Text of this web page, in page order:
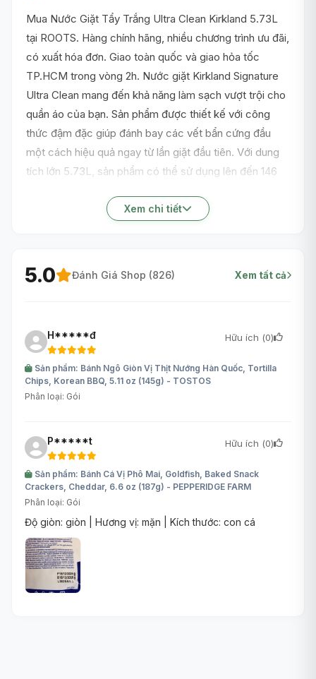
Mua Nước Giặt Tẩy Trắng Ultra Clean Kirkland 5.73L
tại ROOTS. Hàng chính hãng, nhiều chương trình ưu đãi,
có xuất hóa đơn. Giao toàn quốc và giao hỏa tốc
TP.HCM trong vòng 2h. Nước giặt Kirkland Signature
Ultra Clean mang đến khả năng làm sạch vượt trội cho
quần áo của bạn. Sản phẩm được thiết kế với công
thức đậm đặc giúp đánh bay các vết bẩn cứng đầu
một cách hiệu quả ngay từ lần giặt đầu tiên. Với dung
tích lớn 5.73L, sản phẩm có thể sử dụng lên đến 146
hợp cho nhiều loại vải và an toàn khi sử dụng cho cả
Xem chi tiết
5.0 Đánh Giá Shop (826) Xem tất cả
H*****đ Hữu ích (0)
Sản phẩm: Bánh Ngô Giòn Vị Thịt Nướng Hàn Quốc, Tortilla
Chips, Korean BBQ, 5.11 oz (145g) - TOSTOS
Phân loại: Gói
P*****t Hữu ích (0)
Sản phẩm: Bánh Cá Vị Phô Mai, Goldfish, Baked Snack
Crackers, Cheddar, 6.6 oz (187g) - PEPPERIDGE FARM
Phân loại: Gói
Độ giòn: giòn | Hương vị: mặn | Kích thước: con cá